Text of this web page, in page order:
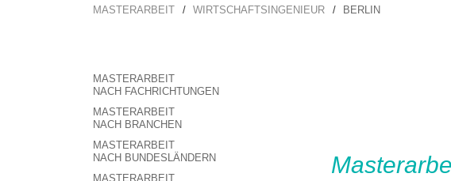
MASTERARBEIT WIRTSCHAFTSINGENIEUR BERLIN
MASTERARBEIT
NACH FACHRICHTUNGEN
MASTERARBEIT
NACH BRANCHEN
MASTERARBEIT
NACH BUNDESLÄNDERN
MASTERARBEIT